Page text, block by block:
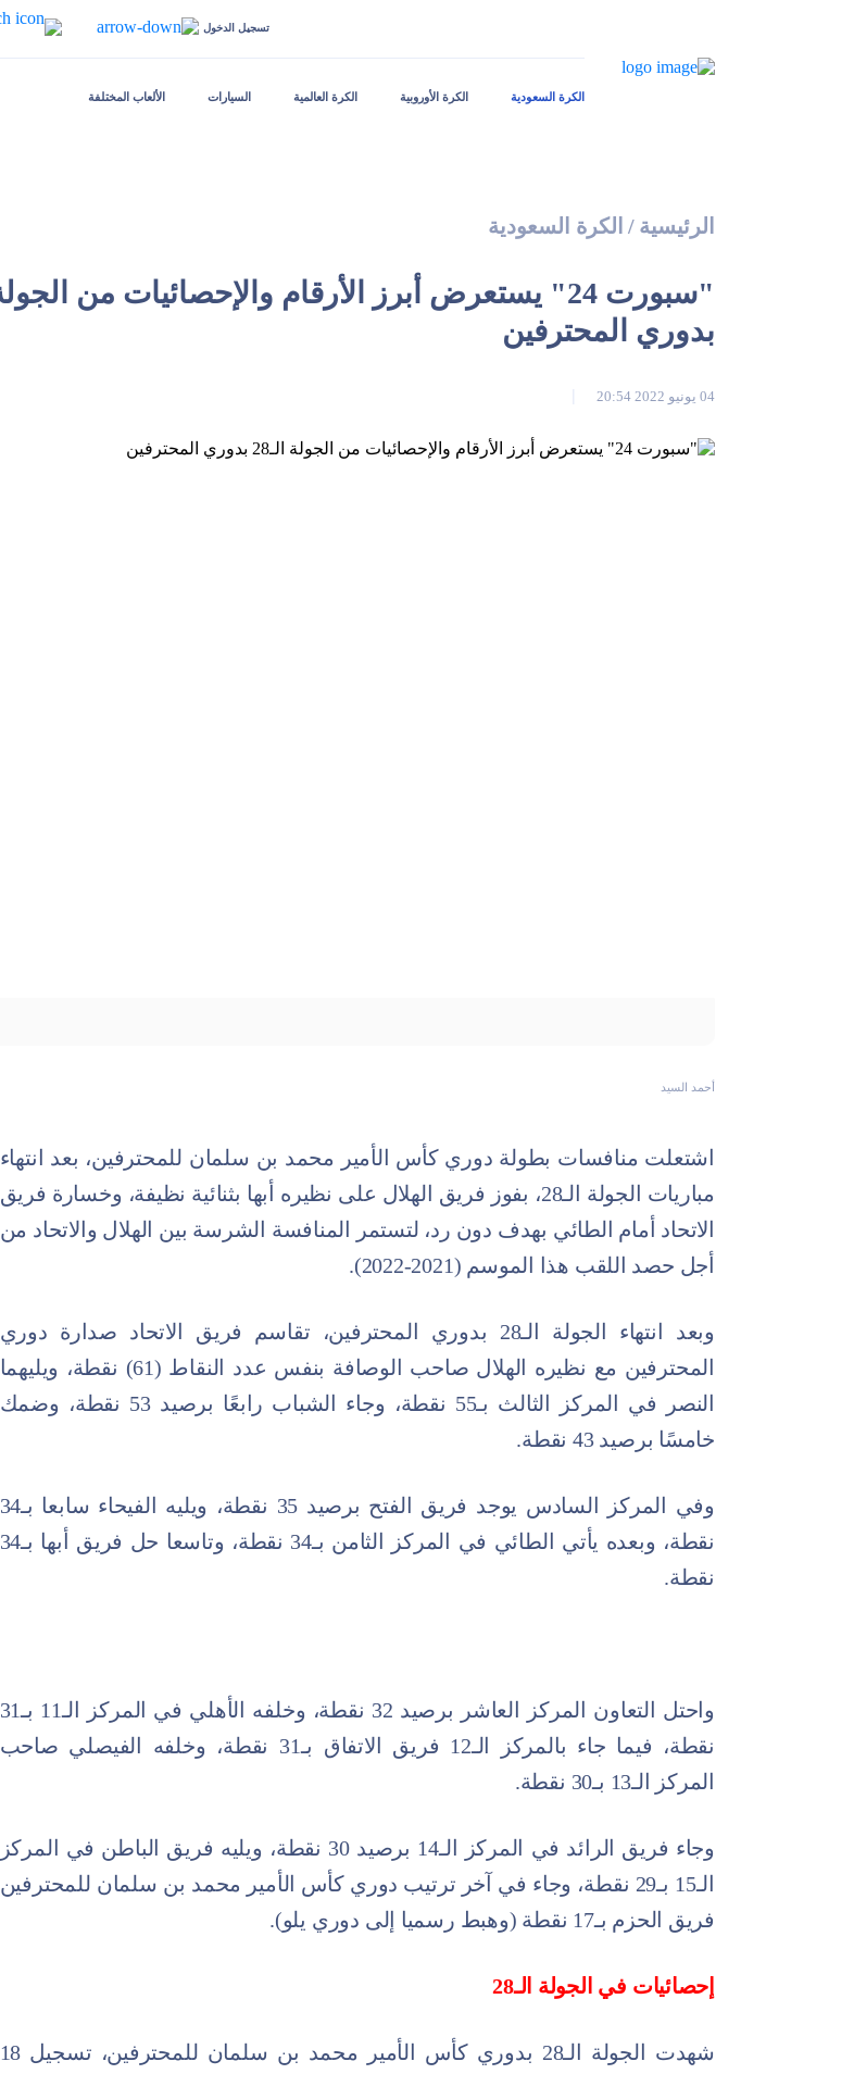
تسجيل الدخول
الكرة السعودية الكرة الأوروبية الكرة العالمية السيارات الألعاب المختلفة
الرئيسية / الكرة السعودية
بدوري المحترفين
04 يونيو 2022 20:54
أحمد السيد
اشتعلت منافسات بطولة دوري كأس الأمير محمد بن سلمان للمحترفين، بعد انتهاء
مباريات الجولة الـ28، بفوز فريق الهلال على نظيره أبها بثنائية نظيفة، وخسارة فريق
الاتحاد أمام الطائي بهدف دون رد، لتستمر المنافسة الشرسة بين الهلال والاتحاد من
أجل حصد اللقب هذا الموسم (2021-2022).
وبعد انتهاء الجولة الـ28 بدوري المحترفين، تقاسم فريق الاتحاد صدارة دوري
المحترفين مع نظيره الهلال صاحب الوصافة بنفس عدد النقاط (61) نقطة، ويليهما
النصر في المركز الثالث بـ55 نقطة، وجاء الشباب رابعًا برصيد 53 نقطة، وضمك
خامسًا برصيد 43 نقطة.
وفي المركز السادس يوجد فريق الفتح برصيد 35 نقطة، ويليه الفيحاء سابعا بـ34
نقطة، وبعده يأتي الطائي في المركز الثامن بـ34 نقطة، وتاسعا حل فريق أبها بـ34
نقطة.
واحتل التعاون المركز العاشر برصيد 32 نقطة، وخلفه الأهلي في المركز الـ11 بـ31
نقطة، فيما جاء بالمركز الـ12 فريق الاتفاق بـ31 نقطة، وخلفه الفيصلي صاحب
المركز الـ13 بـ30 نقطة.
وجاء فريق الرائد في المركز الـ14 برصيد 30 نقطة، ويليه فريق الباطن في المركز
الـ15 بـ29 نقطة، وجاء في آخر ترتيب دوري كأس الأمير محمد بن سلمان للمحترفين
فريق الحزم بـ17 نقطة (وهبط رسميا إلى دوري يلو).
إحصائيات في الجولة الـ28
شهدت الجولة الـ28 بدوري كأس الأمير محمد بن سلمان للمحترفين، تسجيل 18